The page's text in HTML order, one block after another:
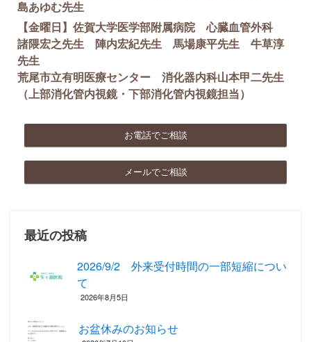
島あゆむ先生
【金曜日】佐賀大学医学部附属病院 心臓血管外科
諸隈宏之先生 陣内宏紀先生 馬場康平先生 牛草淳
先生
荒尾市立有明医療センター 消化器内科山本甲二先生
（上部消化管内視鏡・下部消化管内視鏡担当）
お電話でご相談
メールでご相談
最近の投稿
2026/9/2 外来受付時間の一部短縮につい
て
2026年8月5日
お盆休みのお知らせ